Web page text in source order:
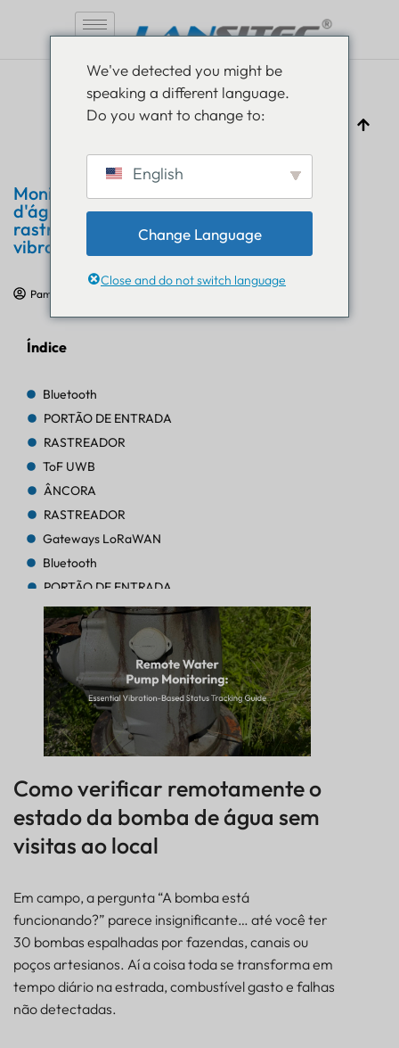
Monitoramento remoto de bombas
d'água: Guia essencial para
rastreamento de status baseado em
vibração
Pam Luthra
Índice
Bluetooth
PORTÃO DE ENTRADA
RASTREADOR
ToF UWB
ÂNCORA
RASTREADOR
Gateways LoRaWAN
Bluetooth
PORTÃO DE ENTRADA
RASTREADOR
RASTREADOR
Bluetooth AoA
PORTÃO DE ENTRADA
Bluetooth
PORTÃO DE ENTRADA
Bluetooth
PORTÃO DE ENTRADA
BALIZA
SENSOR
Como verificar remotamente o
estado da bomba de água sem
visitas ao local
Em campo, a pergunta “A bomba está
funcionando?” parece insignificante… até você ter
30 bombas espalhadas por fazendas, canais ou
poços artesianos. Aí a coisa toda se transforma em
tempo diário na estrada, combustível gasto e falhas
não detectadas.
We've detected you might be
speaking a different language.
Do you want to change to:
English
Change Language
Close and do not switch language